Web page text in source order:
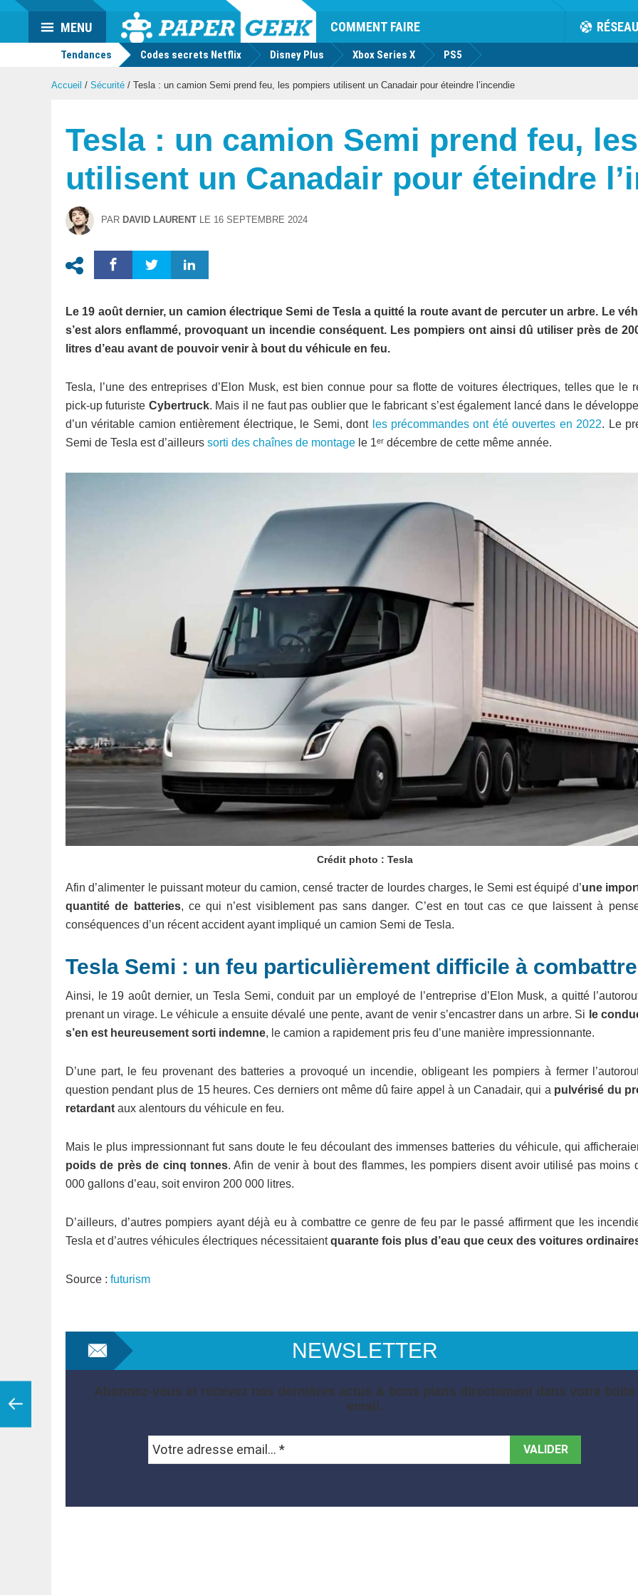
Actu
geek
COMMENT FAIRE RÉSEAU
MENU
Tendances Codes secrets Netflix Disney Plus Xbox Series X PS5
Accueil / Sécurité / Tesla : un camion Semi prend feu, les pompiers utilisent un Canadair pour éteindre l’incendie
Tesla : un camion Semi prend feu,
utilisent un Canadair pour éteindre
PAR DAVID LAURENT LE 16 SEPTEMBRE 2024
Le 19 août dernier, un camion électrique Semi de Tesla a quitté la route avant de percuter un arbre. Le
s’est alors enflammé, provoquant un incendie conséquent. Les pompiers ont ainsi dû utiliser près de
litres d’eau avant de pouvoir venir à bout du véhicule en feu.
Tesla, l’une des entreprises d’Elon Musk, est bien connue pour sa flotte de voitures électriques, telles que le
pick-up futuriste Cybertruck. Mais il ne faut pas oublier que le fabricant s’est également lancé dans le
d’un véritable camion entièrement électrique, le Semi, dont les précommandes ont été ouvertes en 2022. Le
Semi de Tesla est d’ailleurs sorti des chaînes de montage le 1ᵉʳ décembre de cette même année.
Crédit photo : Tesla
Afin d’alimenter le puissant moteur du camion, censé tracter de lourdes charges, le Semi est équipé d’une
quantité de batteries, ce qui n’est visiblement pas sans danger. C’est en tout cas ce que laissent à
conséquences d’un récent accident ayant impliqué un camion Semi de Tesla.
Tesla Semi : un feu particulièrement difficile à combattre
Ainsi, le 19 août dernier, un Tesla Semi, conduit par un employé de l’entreprise d’Elon Musk, a quitté
prenant un virage. Le véhicule a ensuite dévalé une pente, avant de venir s’encastrer dans un arbre. Si le
s’en est heureusement sorti indemne, le camion a rapidement pris feu d’une manière impressionnante.
D’une part, le feu provenant des batteries a provoqué un incendie, obligeant les pompiers à fermer
question pendant plus de 15 heures. Ces derniers ont même dû faire appel à un Canadair, qui a pulvérisé du
retardant aux alentours du véhicule en feu.
Mais le plus impressionnant fut sans doute le feu découlant des immenses batteries du véhicule, qui
poids de près de cinq tonnes. Afin de venir à bout des flammes, les pompiers disent avoir utilisé pas moins
000 gallons d’eau, soit environ 200 000 litres.
D’ailleurs, d’autres pompiers ayant déjà eu à combattre ce genre de feu par le passé affirment que les
Tesla et d’autres véhicules électriques nécessitaientquarante fois plus d’eau que ceux des voitures
Source : futurism
NEWSLETTER
Abonnez-vous et recevez nos dernières actus & bons plans directement dans votre boite
email.